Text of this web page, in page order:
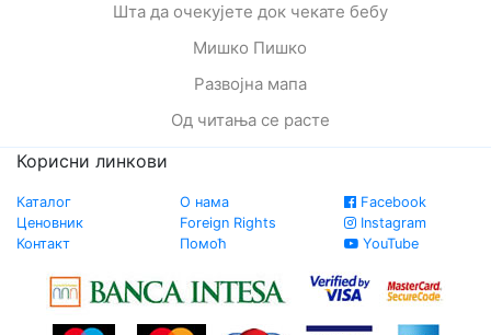
Шта да очекујете док чекате бебу
Мишко Пишко
Развојна мапа
Од читања се расте
Корисни линкови
Каталог
Ценовник
Контакт
О нама
Foreign Rights
Помоћ
Facebook
Instagram
YouTube